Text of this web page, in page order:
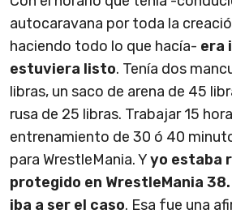
autocaravana por toda la
haciendo todo lo que hacía- era
estuviera listo. Tenía dos
libras, un saco de arena de 45
rusa de 25 libras. Trabajar 15
entrenamiento de 30 ó 40
para WrestleMania. Yyo estaba
protegido en WrestleMania
iba a ser el caso. Esa fue una